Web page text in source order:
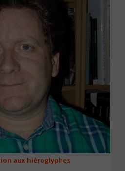
aux hiéroglyphes